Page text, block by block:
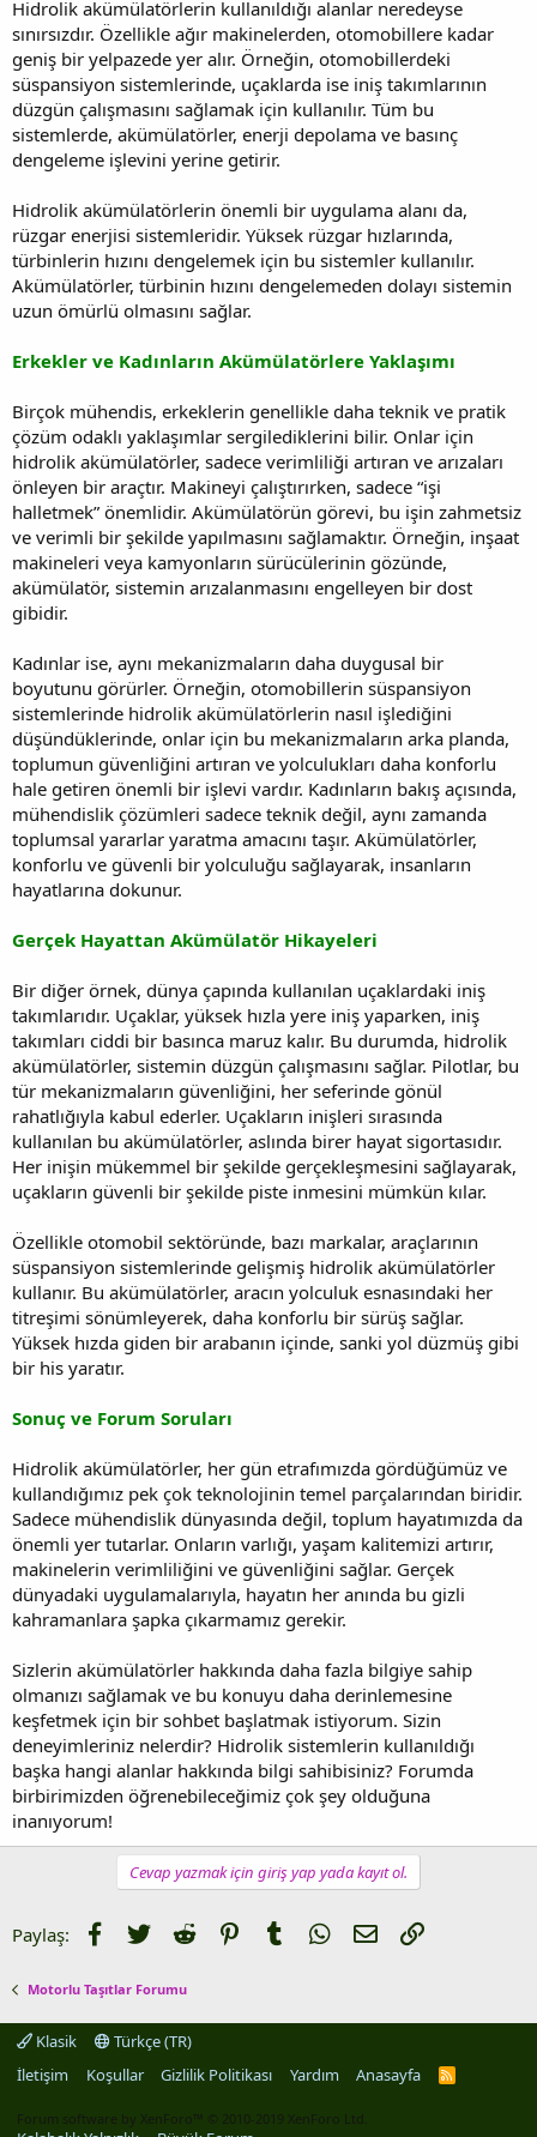
Hidrolik akümülatörlerin kullanıldığı alanlar neredeyse
sınırsızdır. Özellikle ağır makinelerden, otomobillere kadar
geniş bir yelpazede yer alır. Örneğin, otomobillerdeki
süspansiyon sistemlerinde, uçaklarda ise iniş takımlarının
düzgün çalışmasını sağlamak için kullanılır. Tüm bu
sistemlerde, akümülatörler, enerji depolama ve basınç
dengeleme işlevini yerine getirir.
Hidrolik akümülatörlerin önemli bir uygulama alanı da,
rüzgar enerjisi sistemleridir. Yüksek rüzgar hızlarında,
türbinlerin hızını dengelemek için bu sistemler kullanılır.
Akümülatörler, türbinin hızını dengelemeden dolayı sistemin
uzun ömürlü olmasını sağlar.
Erkekler ve Kadınların Akümülatörlere Yaklaşımı
Birçok mühendis, erkeklerin genellikle daha teknik ve pratik
çözüm odaklı yaklaşımlar sergilediklerini bilir. Onlar için
hidrolik akümülatörler, sadece verimliliği artıran ve arızaları
önleyen bir araçtır. Makineyi çalıştırırken, sadece “işi
halletmek” önemlidir. Akümülatörün görevi, bu işin zahmetsiz
ve verimli bir şekilde yapılmasını sağlamaktır. Örneğin, inşaat
makineleri veya kamyonların sürücülerinin gözünde,
akümülatör, sistemin arızalanmasını engelleyen bir dost
gibidir.
Kadınlar ise, aynı mekanizmaların daha duygusal bir
boyutunu görürler. Örneğin, otomobillerin süspansiyon
sistemlerinde hidrolik akümülatörlerin nasıl işlediğini
düşündüklerinde, onlar için bu mekanizmaların arka planda,
toplumun güvenliğini artıran ve yolculukları daha konforlu
hale getiren önemli bir işlevi vardır. Kadınların bakış açısında,
mühendislik çözümleri sadece teknik değil, aynı zamanda
toplumsal yararlar yaratma amacını taşır. Akümülatörler,
konforlu ve güvenli bir yolculuğu sağlayarak, insanların
hayatlarına dokunur.
Gerçek Hayattan Akümülatör Hikayeleri
Bir diğer örnek, dünya çapında kullanılan uçaklardaki iniş
takımlarıdır. Uçaklar, yüksek hızla yere iniş yaparken, iniş
takımları ciddi bir basınca maruz kalır. Bu durumda, hidrolik
akümülatörler, sistemin düzgün çalışmasını sağlar. Pilotlar, bu
tür mekanizmaların güvenliğini, her seferinde gönül
rahatlığıyla kabul ederler. Uçakların inişleri sırasında
kullanılan bu akümülatörler, aslında birer hayat sigortasıdır.
Her inişin mükemmel bir şekilde gerçekleşmesini sağlayarak,
uçakların güvenli bir şekilde piste inmesini mümkün kılar.
Özellikle otomobil sektöründe, bazı markalar, araçlarının
süspansiyon sistemlerinde gelişmiş hidrolik akümülatörler
kullanır. Bu akümülatörler, aracın yolculuk esnasındaki her
titreşimi sönümleyerek, daha konforlu bir sürüş sağlar.
Yüksek hızda giden bir arabanın içinde, sanki yol düzmüş gibi
bir his yaratır.
Sonuç ve Forum Soruları
Hidrolik akümülatörler, her gün etrafımızda gördüğümüz ve
kullandığımız pek çok teknolojinin temel parçalarından biridir.
Sadece mühendislik dünyasında değil, toplum hayatımızda da
önemli yer tutarlar. Onların varlığı, yaşam kalitemizi artırır,
makinelerin verimliliğini ve güvenliğini sağlar. Gerçek
dünyadaki uygulamalarıyla, hayatın her anında bu gizli
kahramanlara şapka çıkarmamız gerekir.
Sizlerin akümülatörler hakkında daha fazla bilgiye sahip
olmanızı sağlamak ve bu konuyu daha derinlemesine
keşfetmek için bir sohbet başlatmak istiyorum. Sizin
deneyimleriniz nelerdir? Hidrolik sistemlerin kullanıldığı
başka hangi alanlar hakkında bilgi sahibisiniz? Forumda
birbirimizden öğrenebileceğimiz çok şey olduğuna
inanıyorum!
Cevap yazmak için giriş yap yada kayıt ol.
Paylaş: Facebook
TwitterReddit PinterestTumblrWhatsApp
E-postaLink
Motorlu Taşıtlar Forumu
Klasik
Türkçe (TR)
İletişim
Koşullar Gizlilik Politikası Yardım Anasayfa
R
Forum software by XenForo™ © 2010-2019 XenForo Ltd.